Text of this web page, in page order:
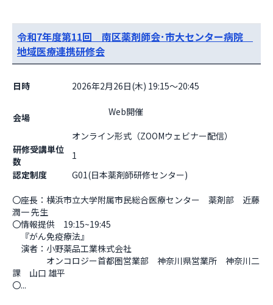
令和7年度第11回 南区薬剤師会･市大センター病院
地域医療連携研修会
日時 2026年2月26日(木) 19:15～20:45
会場
研修受講単位
数
1
認定制度
G01(日本薬剤師研修センター)
〇座長：横浜市立大学附属市民総合医療センター　薬剤部　近藤
潤一 先生
〇情報提供　19:15~19:45
『がん免疫療法』
演者：小野薬品工業株式会社
オンコロジー首都圏営業部　神奈川県営業所　神奈川二
課　山口 雄平
〇...